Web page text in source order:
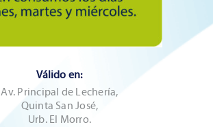
Válido en:
Av. Principal de Lechería,
Quinta San José,
Urb. El Morro.